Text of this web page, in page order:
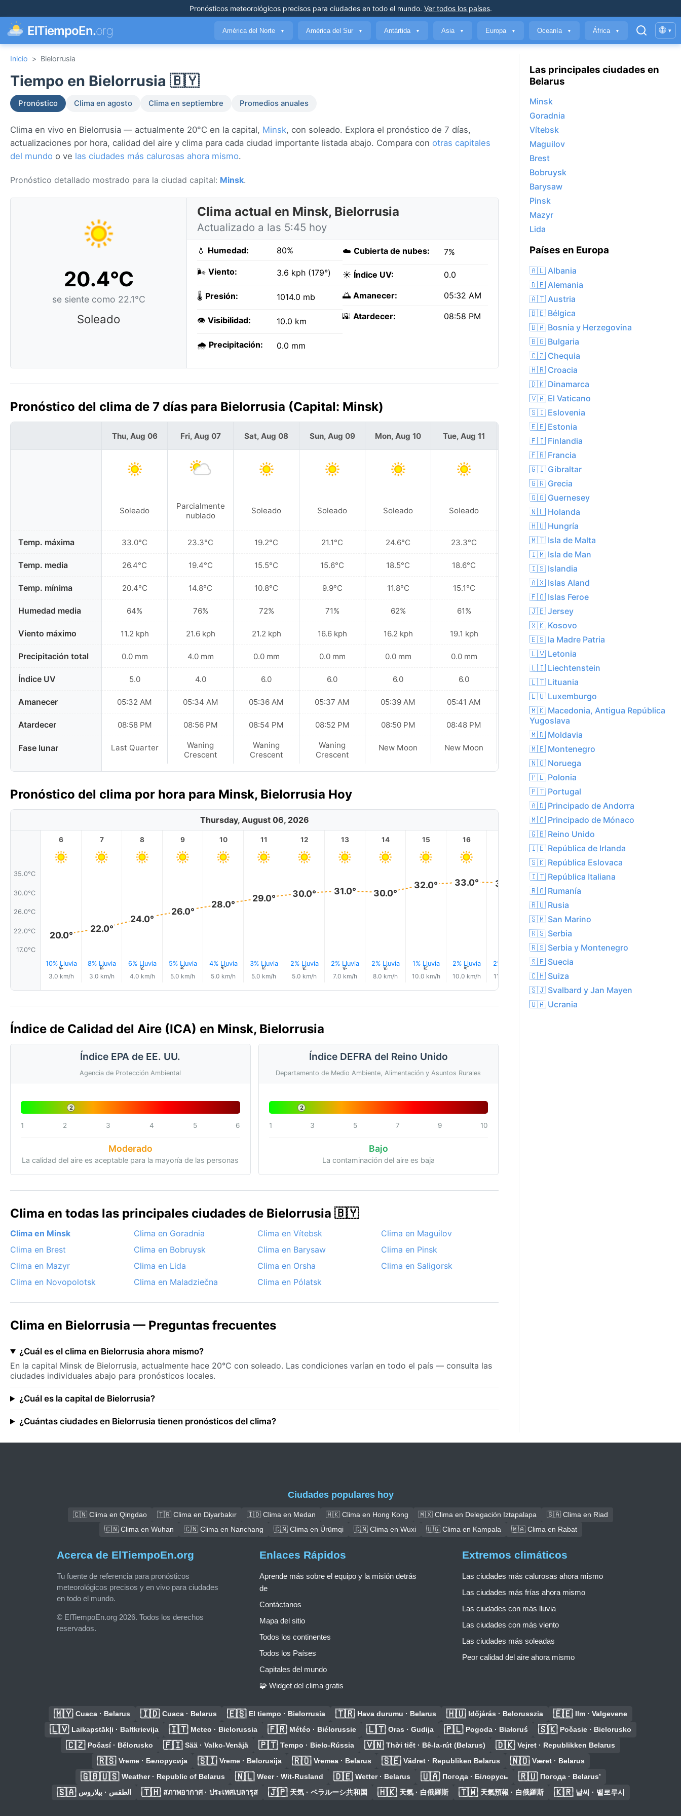
Pronósticos meteorológicos precisospara ciudades en todo el mundo. Ver todos los países.
ElTiempoEn.org América del Norte ▼ América del Sur ▼ Antártida ▼ Asia ▼ Europa ▼ Oceanía ▼ África ▼ 🌐 ▾
Inicio > Bielorrusia
Tiempo en Bielorrusia 🇧🇾
Pronóstico Clima en agosto Clima en septiembre Promedios anuales
Clima en vivo en Bielorrusia — actualmente 20°C en la capital, Minsk, con soleado. Explora el pronóstico de 7 días,
actualizaciones por hora, calidad del aire y clima para cada ciudad importante listada abajo. Compara con otras capitales
del mundo o ve las ciudades más calurosas ahora mismo.
Pronóstico detallado mostrado para la ciudad capital: Minsk.
20.4°C
se siente como 22.1°C
Soleado
Clima actual en Minsk, Bielorrusia
Actualizado a las 5:45 hoy
💧 Humedad: 80%
🌬️ Viento: 3.6 kph (179°)
🌡️ Presión: 1014.0 mb
👁️ Visibilidad: 10.0 km
🌧️ Precipitación: 0.0 mm
☁️ Cubierta de nubes: 7%
☀️ Índice UV: 0.0
🌅 Amanecer: 05:32 AM
🌇 Atardecer: 08:58 PM
Pronóstico del clima de 7 días para Bielorrusia (Capital: Minsk)
Temp. máxima
Temp. media
Temp. mínima
Humedad media
Viento máximo
Precipitación total
Índice UV
Amanecer
Atardecer
Fase lunar
Thu, Aug 06
Soleado
33.0°C
26.4°C
20.4°C
64%
11.2 kph
0.0 mm
5.0
05:32 AM
08:58 PM
Last Quarter
Fri, Aug 07
Parcialmente
nublado
23.3°C
19.4°C
14.8°C
76%
21.6 kph
4.0 mm
4.0
05:34 AM
08:56 PM
Waning
Crescent
Sat, Aug 08
Soleado
19.2°C
15.5°C
10.8°C
72%
21.2 kph
0.0 mm
6.0
05:36 AM
08:54 PM
Waning
Crescent
Sun, Aug 09
Soleado
21.1°C
15.6°C
9.9°C
71%
16.6 kph
0.0 mm
6.0
05:37 AM
08:52 PM
Waning
Crescent
Mon, Aug 10
Soleado
24.6°C
18.5°C
11.8°C
62%
16.2 kph
0.0 mm
6.0
05:39 AM
08:50 PM
New Moon
Tue, Aug 11
Soleado
23.3°C
18.6°C
15.1°C
61%
19.1 kph
0.0 mm
6.0
05:41 AM
08:48 PM
New Moon
Wed, Aug 12
Soleado
20.5°C
16.3°C
12.1°C
60%
16.6 kph
0.0 mm
6.0
05:43 AM
08:46 PM
New Moon
Pronóstico del clima por hora para Minsk, Bielorrusia Hoy
Thursday, August 06, 2026
35.0°C
30.0°C
26.0°C
22.0°C
17.0°C
6
20.0°
10% Lluvia
↑
3.0 km/h
7
22.0°
8% Lluvia
↑
3.0 km/h
8
24.0°
6% Lluvia
↑
4.0 km/h
9
26.0°
5% Lluvia
↑
5.0 km/h
10
28.0°
4% Lluvia
↑
5.0 km/h
11
29.0°
3% Lluvia
↑
5.0 km/h
12
30.0°
2% Lluvia
↑
5.0 km/h
13
31.0°
2% Lluvia
↑
7.0 km/h
14
30.0°
2% Lluvia
↑
8.0 km/h
15
32.0°
1% Lluvia
↑
10.0 km/h
16
33.0°
2% Lluvia
↑
10.0 km/h
33.0°
2% Lluvia
11.0 km/h
18
32.0°
2% Lluvia
↑
10.0 km/h
19
30.0°
Índice de Calidad del Aire (ICA) en Minsk, Bielorrusia
Índice EPA de EE. UU.
Agencia de Protección Ambiental
2
1 2 3 4 5 6
Moderado
La calidad del aire es aceptable para la mayoría de las personas
Índice DEFRA del Reino Unido
Departamento de Medio Ambiente, Alimentación y Asuntos Rurales
2
1 3 5 7 9 10
Bajo
La contaminación del aire es baja
Clima en todas las principales ciudades de Bielorrusia 🇧🇾
Clima en Minsk Clima en Goradnia Clima en Vítebsk
Clima en Maguilov
Clima en Brest
Clima en Bobruysk Clima en Barysaw
Clima en Pinsk
Clima en Mazyr
Clima en Lida Clima en Orsha
Clima en Saligorsk
Clima en Novopolotsk
Clima en Maladziečna Clima en Pólatsk
Clima en Bielorrusia — Preguntas frecuentes
¿Cuál es el clima en Bielorrusia ahora mismo?
En la capital Minsk de Bielorrusia, actualmente hace 20°C con soleado. Las condiciones varían en todo el país — consulta las
ciudades individuales abajo para pronósticos locales.
¿Cuál es la capital de Bielorrusia?
¿Cuántas ciudades en Bielorrusia tienen pronósticos del clima?
Las principales ciudades en
Belarus
Minsk
Goradnia
Vítebsk
Maguilov
Brest
Bobruysk
Barysaw
Pinsk
Mazyr
Lida
Países en Europa
🇦🇱 Albania
🇩🇪 Alemania
🇦🇹 Austria
🇧🇪 Bélgica
🇧🇦 Bosnia y Herzegovina
🇧🇬 Bulgaria
🇨🇿 Chequia
🇭🇷 Croacia
🇩🇰 Dinamarca
🇻🇦 El Vaticano
🇸🇮 Eslovenia
🇪🇪 Estonia
🇫🇮 Finlandia
🇫🇷 Francia
🇬🇮 Gibraltar
🇬🇷 Grecia
🇬🇬 Guernesey
🇳🇱 Holanda
🇭🇺 Hungría
🇲🇹 Isla de Malta
🇮🇲 Isla de Man
🇮🇸 Islandia
🇦🇽 Islas Aland
🇫🇴 Islas Feroe
🇯🇪 Jersey
🇽🇰 Kosovo
🇪🇸 la Madre Patria
🇱🇻 Letonia
🇱🇮 Liechtenstein
🇱🇹 Lituania
🇱🇺 Luxemburgo
🇲🇰 Macedonia, Antigua República
Yugoslava
🇲🇩 Moldavia
🇲🇪 Montenegro
🇳🇴 Noruega
🇵🇱 Polonia
🇵🇹 Portugal
🇦🇩 Principado de Andorra
🇲🇨 Principado de Mónaco
🇬🇧 Reino Unido
🇮🇪 República de Irlanda
🇸🇰 República Eslovaca
🇮🇹 República Italiana
🇷🇴 Rumanía
🇷🇺 Rusia
🇸🇲 San Marino
🇷🇸 Serbia
🇷🇸 Serbia y Montenegro
🇸🇪 Suecia
🇨🇭 Suiza
🇸🇯 Svalbard y Jan Mayen
🇺🇦 Ucrania
Ciudades populares hoy
🇨🇳 Clima en Qingdao 🇹🇷 Clima en Diyarbakır 🇮🇩 Clima en Medan 🇭🇰 Clima en Hong Kong 🇲🇽 Clima en Delegación Iztapalapa
🇸🇦 Clima en Riad
🇨🇳 Clima en Wuhan
🇨🇳 Clima en Nanchang 🇨🇳 Clima en Ürümqi 🇨🇳 Clima en Wuxi 🇺🇬 Clima en Kampala 🇲🇦 Clima en Rabat
Acerca de ElTiempoEn.org
Tu fuente de referencia para pronósticos
meteorológicos precisos y en vivo para ciudades
en todo el mundo.
© ElTiempoEn.org 2026. Todos los derechos
reservados.
Enlaces Rápidos
Aprende más sobre el equipo y la misión detrás
de
Contáctanos
Mapa del sitio
Todos los continentes
Todos los Países
Capitales del mundo
🧩 Widget del clima gratis
Extremos climáticos
Las ciudades más calurosas ahora mismo
Las ciudades más frías ahora mismo
Las ciudades con más lluvia
Las ciudades con más viento
Las ciudades más soleadas
Peor calidad del aire ahora mismo
🇲🇾 Cuaca · Belarus 🇮🇩 Cuaca · Belarus 🇪🇸 El tiempo · Bielorrusia 🇹🇷 Hava durumu · Belarus 🇭🇺 Időjárás · Belorusszia 🇪🇪 Ilm · Valgevene
🇱🇻 Laikapstākļi · Baltkrievija 🇮🇹 Meteo · Bielorussia 🇫🇷 Météo · Biélorussie 🇱🇹 Oras · Gudija 🇵🇱 Pogoda · Białoruś 🇸🇰 Počasie · Bielorusko
🇨🇿 Počasí · Bělorusko 🇫🇮 Sää · Valko-Venäjä 🇵🇹 Tempo · Bielo-Rússia 🇻🇳 Thời tiết · Bê-la-rút (Belarus) 🇩🇰 Vejret · Republikken Belarus
🇷🇸 Vreme · Белорусија 🇸🇮 Vreme · Belorusija 🇷🇴 Vremea · Belarus 🇸🇪 Vädret · Republiken Belarus 🇳🇴 Været · Belarus
🇬🇧🇺🇸 Weather · Republic of Belarus 🇳🇱 Weer · Wit-Rusland 🇩🇪 Wetter · Belarus 🇺🇦 Погода · Білорусь 🇷🇺 Погода · Belarus’
🇸🇦 الطقس · بيلاروس 🇹🇭 สภาพอากาศ · ประเทศเบลารุส 🇯🇵 天気 · ベラルーシ共和国 🇭🇰 天氣 · 白俄羅斯 🇹🇼 天氣預報 · 白俄羅斯 🇰🇷 날씨 · 벨로루시